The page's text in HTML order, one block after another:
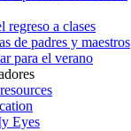
regreso a clases
de padres y maestros
para el verano
Eyes